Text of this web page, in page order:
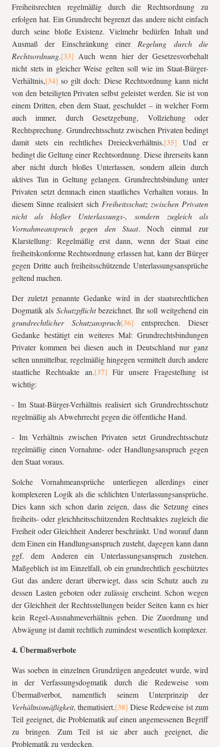
Freiheitsrechten regelmäßig durch die Rechtsordnung zu
erfolgen hat. Ein Grundrecht begrenzt das andere nicht einfach
durch seine bloße Existenz. Vielmehr bedürfen Inhalt und
Ausmaß der Einschränkung einer Regelung durch die
Rechtsordnung.
Auch wenn hier der Gesetzesvorbehalt
nicht stets in gleicher Weise gelten soll wie im Staat-Bürger-
Verhältnis,
so gilt doch: Diese Rechtsordnung kann nicht
von den beteiligten Privaten selbst geleistet werden. Sie ist von
einem Dritten, eben dem Staat, geschuldet – in welcher Form
auch immer, durch Gesetzgebung, Vollziehung oder
Rechtsprechung. Grundrechtsschutz zwischen Privaten bedingt
damit stets ein rechtliches Dreieckverhältnis.
Und er
bedingt die Geltung einer Rechtsordnung. Diese ihrerseits kann
aber nicht durch bloßes Unterlassen, sondern allein durch
aktives Tun in Geltung gelangen. Grundrechtsbindung unter
Privaten setzt demnach einen staatliches Verhalten voraus. In
diesem Sinne realisiert sich Freiheitsschutz zwischen Privaten
nicht als bloßer Unterlassungs-, sondern zugleich als
Vornahmeanspruch gegen den Staat. Noch einmal zur
Klarstellung: Regelmäßig erst dann, wenn der Staat eine
freiheitskonforme Rechtsordnung erlassen hat, kann der Bürger
gegen Dritte auch freiheitsschützende Unterlassungsansprüche
geltend machen.
Der zuletzt genannte Gedanke wird in der staatsrechtlichen
Dogmatik als Schutzpflichtbezeichnet. Ihr soll weitgehend ein
grundrechtlicher Schutzanspruch
entsprechen. Dieser
Gedanke bestätigt ein weiteres Mal: Grundrechtsbindungen
Privater kommen bei diesen auch in Deutschland nur ganz
selten unmittelbar, regelmäßig hingegen vermittelt durch andere
staatliche Rechtsakte an.
Für unsere Fragestellung ist
wichtig:
- Im Staat-Bürger-Verhältnis realisiert sich Grundrechtsschutz
regelmäßig als Abwehrrecht gegen die öffentliche Hand.
- Im Verhältnis zwischen Privaten setzt Grundrechtsschutz
regelmäßig einen Vornahme- oder Handlungsanspruch gegen
den Staat voraus.
Solche Vornahmeansprüche unterliegen allerdings einer
komplexeren Logik als die schlichten Unterlassungsansprüche.
Dies kann sich schon darin zeigen, dass die Setzung eines
freiheits- oder gleichheitsschützenden Rechtsaktes zugleich die
Freiheit oder Gleichheit Anderer beschränkt. Und worauf dann
dem Einen ein Handlungsanspruch zusteht, dagegen kann dann
ggf. dem Anderen ein Unterlassungsanspruch zustehen.
Maßgeblich ist im Einzelfall, ob ein grundrechtlich geschütztes
Gut das andere derart überwiegt, dass sein Schutz auch zu
dessen Lasten geboten oder zulässig erscheint. Schon wegen
der Gleichheit der Rechtsstellungen beider Seiten kann es hier
kein Regel-Ausnahmeverhältnis geben. Die Zuordnung und
Abwägung ist damit rechtlich zumindest wesentlich komplexer.
4. Übermaßverbote
Was soeben in einzelnen Grundzügen angedeutet wurde, wird
in der Verfassungsdogmatik durch die Redeweise vom
Übermaßverbot, namentlich seinem Unterprinzip der
Verhältnismäßigkeit, thematisiert.
Diese Redeweise ist zum
Teil geeignet, die Problematik auf einen angemessenen Begriff
zu bringen. Zum Teil ist sie aber auch geeignet, die
Problematik zu verdecken.